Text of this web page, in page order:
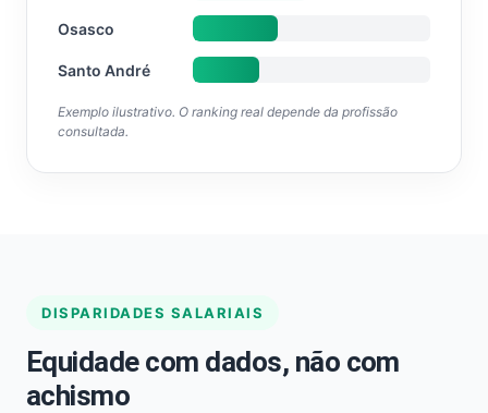
Osasco
Santo André
Exemplo ilustrativo. O ranking real depende da profissão
consultada.
DISPARIDADES SALARIAIS
Equidade com dados, não com
achismo